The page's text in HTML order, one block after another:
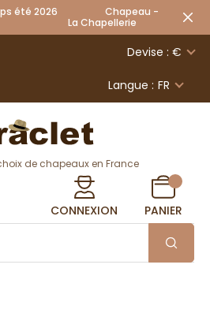
été 2026 Chapeau -
La Chapellerie
Devise : €
Langue : FR
de chapeaux en France
CONNEXION PANIER